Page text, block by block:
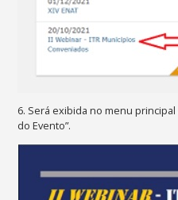
6. Será exibida no menu
do Evento”.